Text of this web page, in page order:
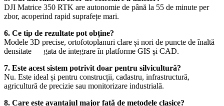
DJI Matrice 350 RTK are autonomie de până la 55 de minute per
zbor, acoperind rapid suprafețe mari.
6. Ce tip de rezultate pot obține?
Modele 3D precise, ortofotoplanuri clare și nori de puncte de înaltă
densitate — gata de integrare în platforme GIS și CAD.
7. Este acest sistem potrivit doar pentru silvicultură?
Nu. Este ideal și pentru construcții, cadastru, infrastructură,
agricultură de precizie sau monitorizare industrială.
8. Care este avantajul major față de metodele clasice?